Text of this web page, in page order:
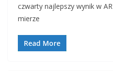
czwarty najlepszy wynik w
mierze
Read More